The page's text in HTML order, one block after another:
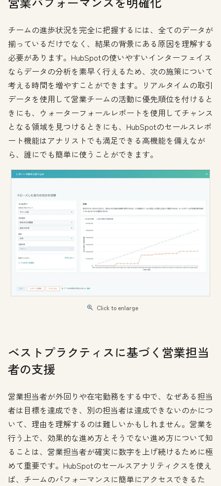
チームの進歩状況を完全に把握するには、全てのデータが
揃っているだけでなく、結果の背景にある原因を理解する
必要があります。HubSpotの使いやすいインターフェイス
ならデータの分析を素早く行えるため、次の施策について
考える時間を増やすことができます。リアルタイムの取引
データを使用して営業チームの活動に優先順位を付けると
きにも、ウォーターフォールレポートを使用してチャンス
となる領域を見つけるときにも、HubSpotのセールスレポ
ート機能はアナリストでも満足できる高機能を備えなが
ら、誰にでも簡単に使うことができます。
Click to enlarge
ベストプラクティスに基づく営業担当
者の支援
営業担当者が外回りや在宅勤務をする中で、なぜある担当
者は目標を達成でき、別の担当者は達成できないのかにつ
いて、理由を理解するのは難しいかもしれません。営業を
行う上で、効果的な進め方とそうでない進め方について知
ることは、営業担当者が確実に数字を上げ続けるために極
めて重要です。HubSpotのセールスアナリティクスを使え
ば、チームのパフォーマンスに簡単にアクセスできるた